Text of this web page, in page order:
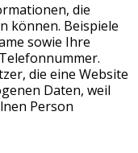
die
können. Beispiele
sowie Ihre
die eine Website
Daten, weil
Person